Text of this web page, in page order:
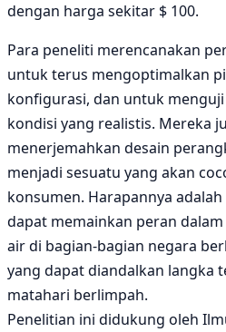
dengan harga sekitar $ 100.
Para peneliti merencanakan
untuk terus mengoptimalkan
konfigurasi, dan untuk
kondisi yang realistis. Mereka
menerjemahkan desain
menjadi sesuatu yang akan
konsumen. Harapannya
dapat memainkan peran
air di bagian-bagian negara
yang dapat diandalkan langka
matahari berlimpah.
Penelitian ini didukung oleh